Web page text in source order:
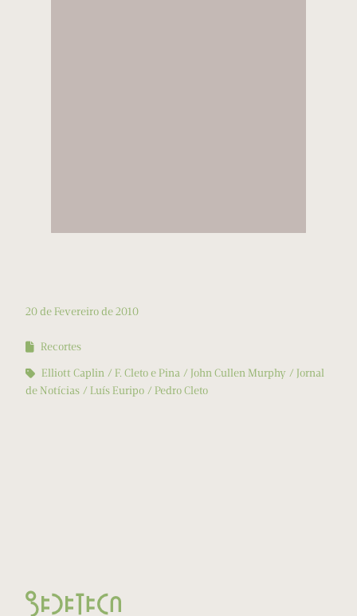
20 de Fevereiro de 2010
Recortes
Elliott Caplin
F. Cleto e Pina John Cullen Murphy
Jornal
de Notícias
Luís Euripo Pedro Cleto